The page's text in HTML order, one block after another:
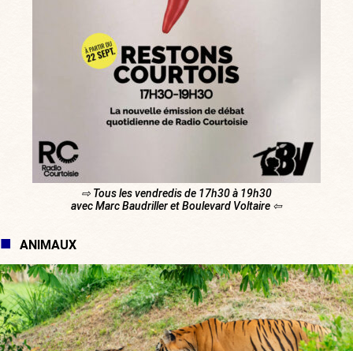
⇨ Tous les vendredis de 17h30 à 19h30
avec Marc Baudriller et Boulevard Voltaire ⇦
ANIMAUX